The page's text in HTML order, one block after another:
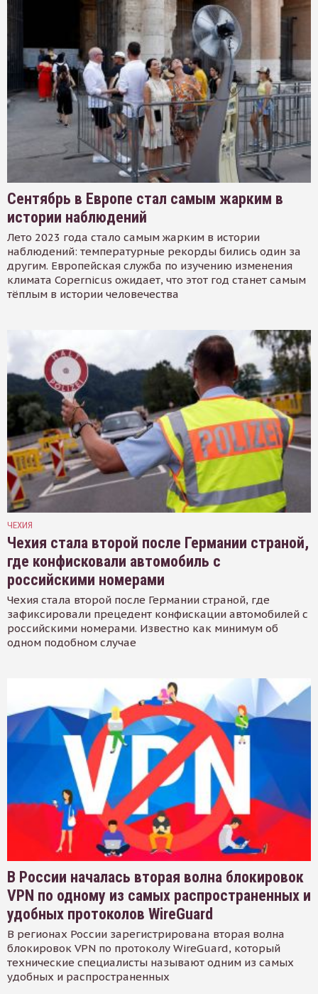
Сентябрь в Европе стал самым жарким в
истории наблюдений
Лето 2023 года стало самым жарким в истории
наблюдений: температурные рекорды бились один за
другим. Европейская служба по изучению изменения
климата Copernicus ожидает, что этот год станет самым
тёплым в истории человечества
ЧЕХИЯ
Чехия стала второй после Германии страной,
где конфисковали автомобиль с
российскими номерами
Чехия стала второй после Германии страной, где
зафиксировали прецедент конфискации автомобилей с
российскими номерами. Известно как минимум об
одном подобном случае
В России началась вторая волна блокировок
VPN по одному из самых распространенных и
удобных протоколов WireGuard
В регионах России зарегистрирована вторая волна
блокировок VPN по протоколу WireGuard, который
технические специалисты называют одним из самых
удобных и распространенных